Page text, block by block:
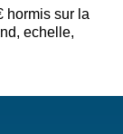
hormis sur la
echelle,